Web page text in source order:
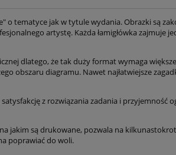
o tematyce jak w tytule wydania. Obrazki są
artystę. Każda łamigłówka zajmuje
dlatego, że tak duży format wymaga
obszaru diagramu. Nawet najłatwiejsze
z rozwiązania zadania i przyjemność
jakim są drukowane, pozwala na
poprawiać do woli.